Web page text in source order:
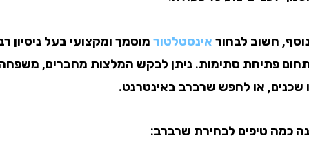
חשוב לבחוראינסטלטורמוסמך ומקצועי בעל ניסיון רב
פתיחת סתימות. ניתן לבקש המלצות מחברים, משפחה
או לחפש שרברב באינטרנט.
טיפים לבחירת שרברב: